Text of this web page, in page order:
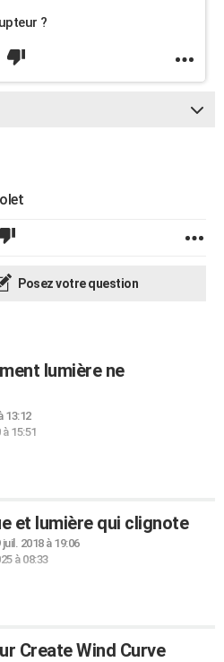
?
Posez votre question
lumière ne
13:12
15:51
et lumière qui clignote
juil. 2018 à 19:06
à 08:33
Create Wind Curve